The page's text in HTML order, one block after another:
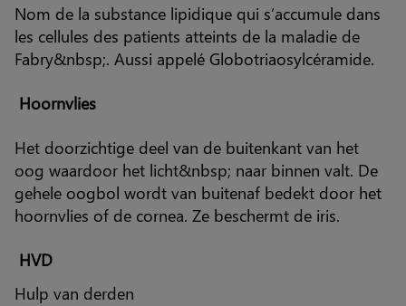
Nom de la substance lipidique qui s’accumule dans
les cellules des patients atteints de la maladie de
Fabry&nbsp;. Aussi appelé Globotriaosylcéramide.
Hoornvlies
Het doorzichtige deel van de buitenkant van het
oog waardoor het licht&nbsp; naar binnen valt. De
gehele oogbol wordt van buitenaf bedekt door het
hoornvlies of de cornea. Ze beschermt de iris.
HVD
Hulp van derden